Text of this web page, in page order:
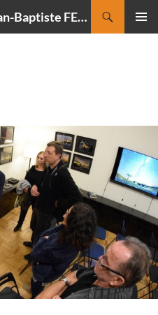
CIELMANIA : le blog de Jean-Baptiste FELDMANN, photographe du ciel